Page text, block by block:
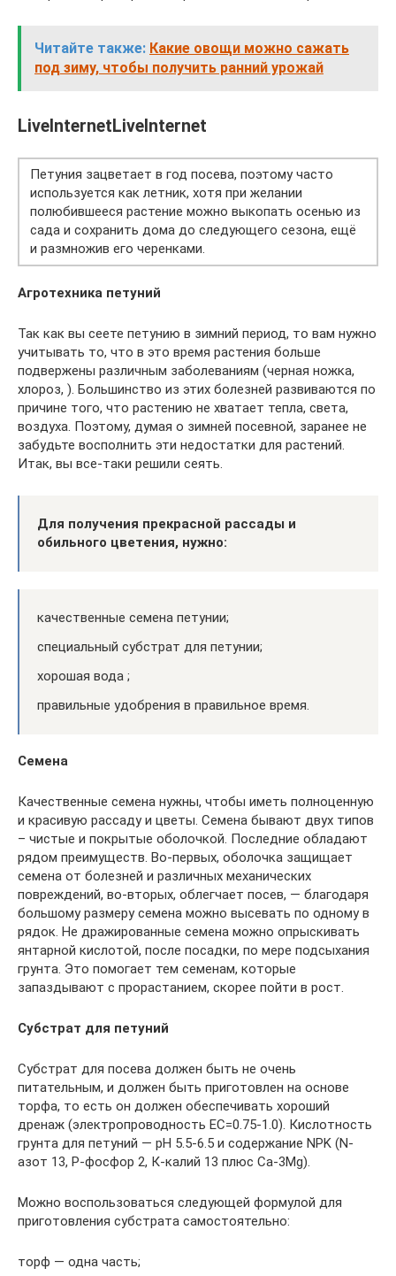
Читайте также: Какие овощи можно сажать
под зиму, чтобы получить ранний урожай
LiveInternetLiveInternet
Петуния зацветает в год посева, поэтому часто
используется как летник, хотя при желании
полюбившееся растение можно выкопать осенью из
сада и сохранить дома до следующего сезона, ещё
и размножив его черенками.
Агротехника петуний
Так как вы сеете петунию в зимний период, то вам нужно
учитывать то, что в это время растения больше
подвержены различным заболеваниям (черная ножка,
хлороз, ). Большинство из этих болезней развиваются по
причине того, что растению не хватает тепла, света,
воздуха. Поэтому, думая о зимней посевной, заранее не
забудьте восполнить эти недостатки для растений.
Итак, вы все-таки решили сеять.
Для получения прекрасной рассады и
обильного цветения, нужно:
качественные семена петунии;
специальный субстрат для петунии;
хорошая вода ;
правильные удобрения в правильное время.
Семена
Качественные семена нужны, чтобы иметь полноценную
и красивую рассаду и цветы. Семена бывают двух типов
– чистые и покрытые оболочкой. Последние обладают
рядом преимуществ. Во-первых, оболочка защищает
семена от болезней и различных механических
повреждений, во-вторых, облегчает посев, — благодаря
большому размеру семена можно высевать по одному в
рядок. Не дражированные семена можно опрыскивать
янтарной кислотой, после посадки, по мере подсыхания
грунта. Это помогает тем семенам, которые
запаздывают с прорастанием, скорее пойти в рост.
Субстрат для петуний
Субстрат для посева должен быть не очень
питательным, и должен быть приготовлен на основе
торфа, то есть он должен обеспечивать хороший
дренаж (электропроводность ЕС=0.75-1.0). Кислотность
грунта для петуний — рH 5.5-6.5 и содержание NPK (N-
азот 13, P-фосфор 2, К-калий 13 плюс Ca-3Mg).
Можно воспользоваться следующей формулой для
приготовления субстрата самостоятельно:
торф — одна часть;